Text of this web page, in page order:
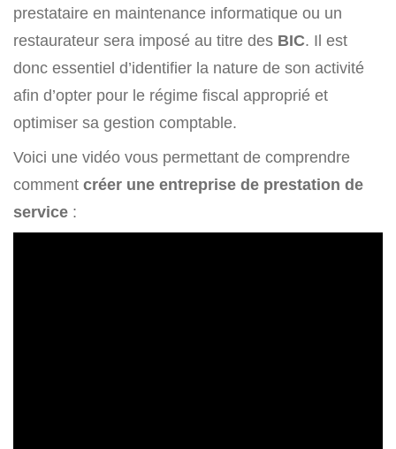
prestataire en maintenance informatique ou un
restaurateur sera imposé au titre des BIC. Il est
donc essentiel d’identifier la nature de son activité
afin d’opter pour le régime fiscal approprié et
optimiser sa gestion comptable.
Voici une vidéo vous permettant de comprendre
comment créer une entreprise de prestation de
service :